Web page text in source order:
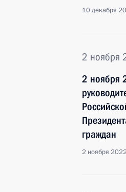
10 декабря
2 ноября
2 ноября
граждан
2 ноября